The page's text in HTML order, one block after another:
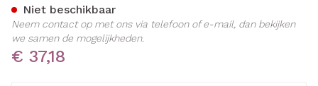
€ 37,18
Niet beschikbaar
Neem contact op met ons via telefoon of e-mail, dan bekijken
we samen de mogelijkheden.